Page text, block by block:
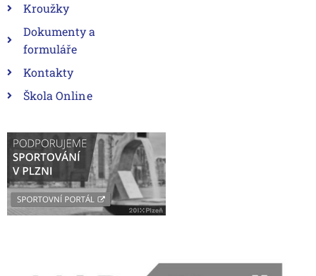
Kroužky
Dokumenty a
formuláře
Kontakty
Škola Online